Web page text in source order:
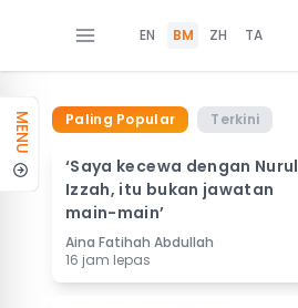
EN BM ZH TA
MENU Paling Popular Terkini
‘Saya kecewa dengan Nurul
Izzah, itu bukan jawatan
main-main’
Aina Fatihah Abdullah
16 jam lepas